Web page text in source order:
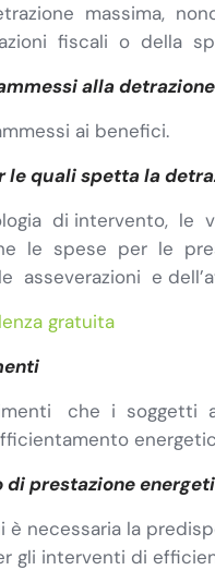
massima,
fiscali o della
alla detrazione
ai benefici.
le quali spetta la
di intervento, le
le spese per le
asseverazioni e
gratuita
che i soggetti
prestazione
è necessaria la
gli interventi di